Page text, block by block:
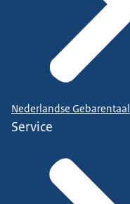
Nederlandse Gebarentaal
Service